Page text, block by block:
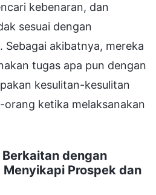
kebenaran, dan
sesuai dengan
Sebagai akibatnya, mereka
tugas apa pun dengan
kesulitan-kesulitan
ketika melaksanakan
dengan
Menyikapi Prospek dan